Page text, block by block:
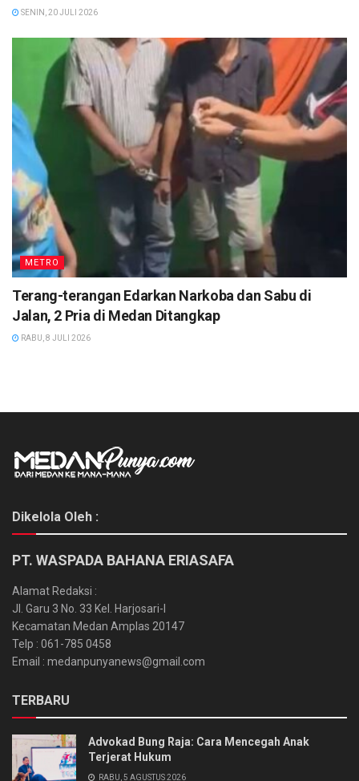
SENIN, 20 JULI 2026
METRO
Terang-terangan Edarkan Narkoba dan Sabu di
Jalan, 2 Pria di Medan Ditangkap
RABU, 8 JULI 2026
Dikelola Oleh :
PT. WASPADA BAHANA ERIASAFA
Alamat Redaksi :
Jl. Garu 3 No. 33 Kel. Harjosari-I
Kecamatan Medan Amplas 20147
Telp : 061-785 0458
Email : medanpunyanews@gmail.com
TERBARU
Advokad Bung Raja: Cara Mencegah Anak
Terjerat Hukum
RABU, 5 AGUSTUS 2026